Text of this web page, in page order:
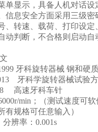
单显示，具备人机对话
信息安全方面采用三级
转速 载荷 、打印设
动判断，不合格则启动
牙科旋转器械 钢和硬
科学旋转器械试验方
速牙科车针
min；（测试速度可软
有规格可任意输入）
分辨率：0.001s